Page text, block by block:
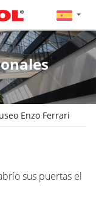
Enzo Ferrari
sus puertas el